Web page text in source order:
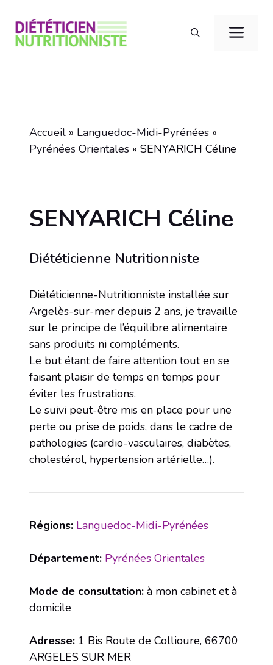
contenu
Accueil » Languedoc-Midi-Pyrénées »
Pyrénées Orientales » SENYARICH Céline
SENYARICH Céline
Diététicienne Nutritionniste
Diététicienne-Nutritionniste installée sur
Argelès-sur-mer depuis 2 ans, je travaille
sur le principe de l’équilibre alimentaire
sans produits ni compléments.
Le but étant de faire attention tout en se
faisant plaisir de temps en temps pour
éviter les frustrations.
Le suivi peut-être mis en place pour une
perte ou prise de poids, dans le cadre de
pathologies (cardio-vasculaires, diabètes,
cholestérol, hypertension artérielle…).
Régions: Languedoc-Midi-Pyrénées
Département: Pyrénées Orientales
Mode de consultation: à mon cabinet et à
domicile
Adresse: 1 Bis Route de Collioure, 66700
ARGELES SUR MER